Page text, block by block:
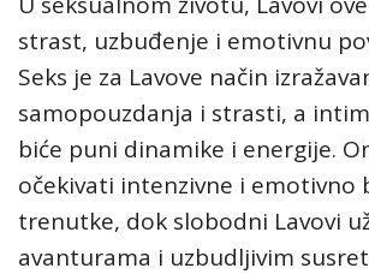
strast, uzbuđenje i emotivnu
Seks je za Lavove način
samopouzdanja i strasti, a
biće puni dinamike i energije.
očekivati intenzivne i emotivno
trenutke, dok slobodni Lavovi
avanturama i uzbudljivim